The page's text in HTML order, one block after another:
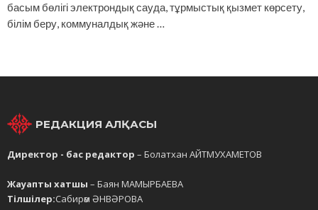
басым бөлігі электрондық сауда, тұрмыстық қызмет көрсету,
білім беру, коммуналдық және …
РЕДАКЦИЯ АЛҚАСЫ
Директор - бас редактор – Болатхан АЙТМУХАМЕТОВ
Жауапты хатшы – Баян МАМЫРБАЕВА
Тілшілер:Сабирәм ӘНВӘРОВА